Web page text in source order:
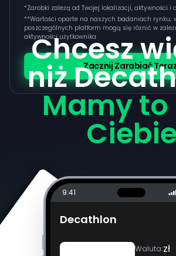
*Zarobki zależą od Twojej lokalizacji, aktywności i
**Wartości oparte na naszych badaniach rynku;
poszczególnych platform mogą się różnić w
aktywności użytkownika
Zacznij Zarabiać
Chcesz
niż
Mamy
Ciebie
9:41
Decathlon
Waluta:zł